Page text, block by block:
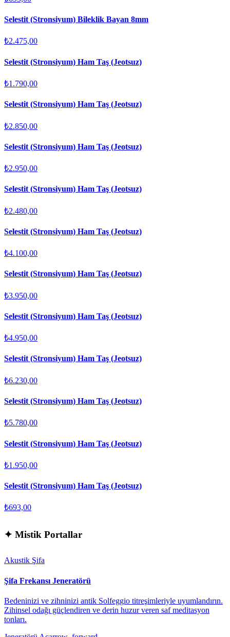
Selestit (Stronsiyum) Bileklik Bayan 8mm
₺2.475,00
Selestit (Stronsiyum) Ham Taş (Jeotsuz)
₺1.790,00
Selestit (Stronsiyum) Ham Taş (Jeotsuz)
₺2.850,00
Selestit (Stronsiyum) Ham Taş (Jeotsuz)
₺2.950,00
Selestit (Stronsiyum) Ham Taş (Jeotsuz)
₺2.480,00
Selestit (Stronsiyum) Ham Taş (Jeotsuz)
₺4.100,00
Selestit (Stronsiyum) Ham Taş (Jeotsuz)
₺3.950,00
Selestit (Stronsiyum) Ham Taş (Jeotsuz)
₺4.950,00
Selestit (Stronsiyum) Ham Taş (Jeotsuz)
₺6.230,00
Selestit (Stronsiyum) Ham Taş (Jeotsuz)
₺5.780,00
Selestit (Stronsiyum) Ham Taş (Jeotsuz)
₺1.950,00
Selestit (Stronsiyum) Ham Taş (Jeotsuz)
₺693,00
✦ Mistik Portallar
Akustik Şifa
Şifa Frekansı Jeneratörü
Bedeninizi ve zihninizi antik Solfeggio titreşimleriyle uyumlandırın.
Zihinsel odağı güçlendiren ve derin huzur veren saf meditasyon
tonları.